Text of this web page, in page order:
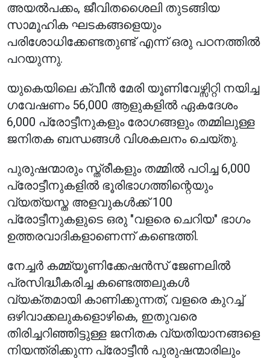
അയൽപക്കം, ജീവിതശൈലി തുടങ്ങിയ
സാമൂഹിക ഘടകങ്ങളെയും
പരിശോധിക്കേണ്ടതുണ്ട് എന്ന് ഒരു പഠനത്തിൽ
പറയുന്നു.
യുകെയിലെ ക്വീൻ മേരി യൂണിവേഴ്സിറ്റി നയിച്ച
ഗവേഷണം 56,000 ആളുകളിൽ ഏകദേശം
6,000 പ്രോട്ടീനുകളും രോഗങ്ങളും തമ്മിലുള്ള
ജനിതക ബന്ധങ്ങൾ വിശകലനം ചെയ്തു.
പുരുഷന്മാരും സ്ത്രീകളും തമ്മിൽ പഠിച്ച 6,000
പ്രോട്ടീനുകളിൽ ഭൂരിഭാഗത്തിന്റെയും
വ്യത്യസ്ത അളവുകൾക്ക് 100
പ്രോട്ടീനുകളുടെ ഒരു "വളരെ ചെറിയ" ഭാഗം
ഉത്തരവാദികളാണെന്ന് കണ്ടെത്തി.
നേച്ചർ കമ്മ്യൂണിക്കേഷൻസ് ജേണലിൽ
പ്രസിദ്ധീകരിച്ച കണ്ടെത്തലുകൾ
വ്യക്തമായി കാണിക്കുന്നത്, വളരെ കുറച്ച്
ഒഴിവാക്കലുകളൊഴികെ, ഇതുവരെ
തിരിച്ചറിഞ്ഞിട്ടുള്ള ജനിതക വ്യതിയാനങ്ങളെ
നിയന്ത്രിക്കുന്ന പ്രോട്ടീൻ പുരുഷന്മാരിലും